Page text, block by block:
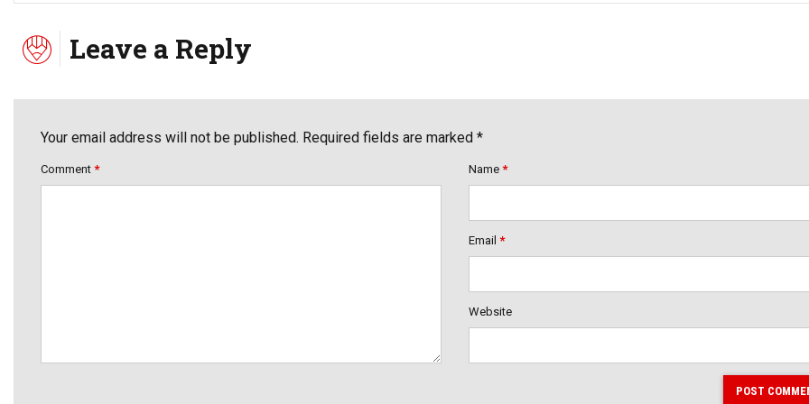
Leave a Reply
Your email address will not be published. Required fields are marked *
Comment * Name *
Email *
Website
POST